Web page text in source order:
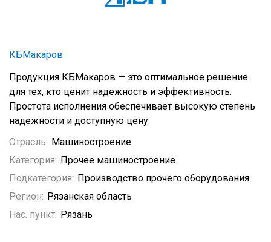
КБМакаров
Продукция КБМакаров — это оптимальное решение
для тех, кто ценит надежность и эффективность.
Простота исполнения обеспечивает высокую степень
надежности и доступную цену.
Отрасль: Машиностроение
Категория: Прочее машиностроение
Подкатегория: Производство прочего оборудования
Регион: Рязанская область
Нас. пункт: Рязань